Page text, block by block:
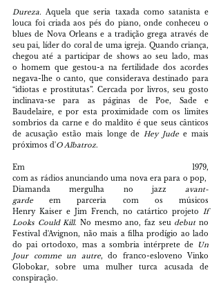
Dureza. Aquela que seria taxada como satanista e
louca foi criada aos pés do piano, onde conheceu o
blues de Nova Orleans e a tradição grega através de
seu pai, líder do coral de uma igreja. Quando criança,
chegou até a participar de shows ao seu lado, mas
o homem que gestou-a na fertilidade dos acordes
negava-lhe o canto, que considerava destinado para
“idiotas e prostitutas”. Cercada por livros, seu gosto
inclinava-se para as páginas de Poe, Sade e
Baudelaire, e por esta proximidade com os limites
sombrios da carne e do maldito é que seus cânticos
de acusação estão mais longe de Hey Jude e mais
próximos d'O Albatroz.
Em 1979,
com as rádios anunciando uma nova era para o pop,
Diamanda mergulha no jazz avant-
garde em parceria com os músicos
Henry Kaiser e Jim French, no catártico projeto If
Looks Could Kill. No mesmo ano, faz seu debut no
Festival d'Avignon, não mais a filha prodígio ao lado
do pai ortodoxo, mas a sombria intérprete de
Un
Jour comme un autre, do franco-esloveno Vinko
Globokar, sobre uma mulher turca acusada de
conspiração.